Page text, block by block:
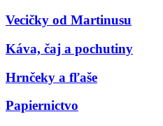
Vecičky od Martinusu
Káva, čaj a pochutiny
Hrnčeky a fľaše
Papiernictvo